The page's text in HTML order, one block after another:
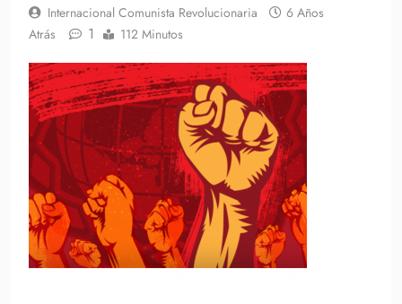
Internacional Comunista Revolucionaria
6 Años
Atrás
1 112 Minutos